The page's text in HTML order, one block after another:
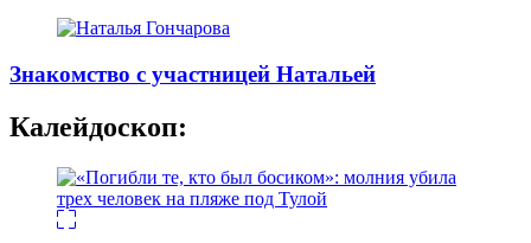
Знакомство с участницей Натальей
Калейдоскоп: